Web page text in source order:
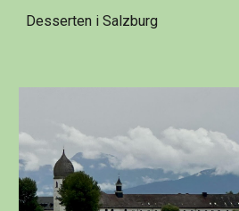
Desserten i Salzburg